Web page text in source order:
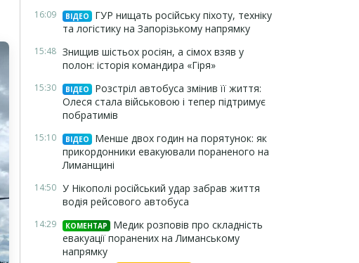
16:09 ВІДЕО
ГУР нищать російську піхоту, техніку
та логістику на Запорізькому напрямку
15:48 Знищив шістьох росіян, а сімох взяв у
полон: історія командира «Гіря»
15:30 ВІДЕО
Розстріл автобуса змінив її життя:
Олеся стала військовою і тепер підтримує
побратимів
15:10 ВІДЕО
Менше двох годин на порятунок: як
прикордонники евакуювали пораненого на
Лиманщині
14:50 У Нікополі російський удар забрав життя
водія рейсового автобуса
14:29 КОМЕНТАР
Медик розповів про складність
евакуації поранених на Лиманському
напрямку